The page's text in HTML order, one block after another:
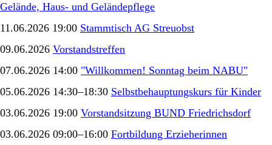
Gelände, Haus- und Geländepflege
11.06.2026 19:00 Stammtisch AG Streuobst
09.06.2026 Vorstandstreffen
07.06.2026 14:00 "Willkommen! Sonntag beim NABU"
05.06.2026 14:30–18:30 Selbstbehauptungskurs für Kinder
03.06.2026 19:00 Vorstandsitzung BUND Friedrichsdorf
03.06.2026 09:00–16:00 Fortbildung Erzieherinnen